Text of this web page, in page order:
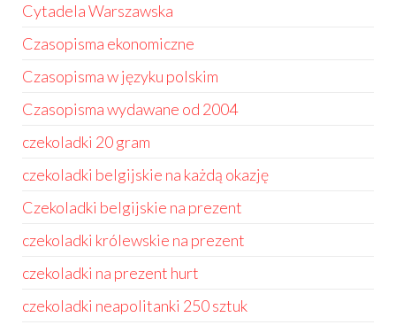
Cytadela Warszawska
Czasopisma ekonomiczne
Czasopisma w języku polskim
Czasopisma wydawane od 2004
czekoladki 20 gram
czekoladki belgijskie na każdą okazję
Czekoladki belgijskie na prezent
czekoladki królewskie na prezent
czekoladki na prezent hurt
czekoladki neapolitanki 250 sztuk